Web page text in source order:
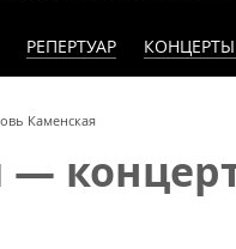
РЕПЕРТУАР
Каменская